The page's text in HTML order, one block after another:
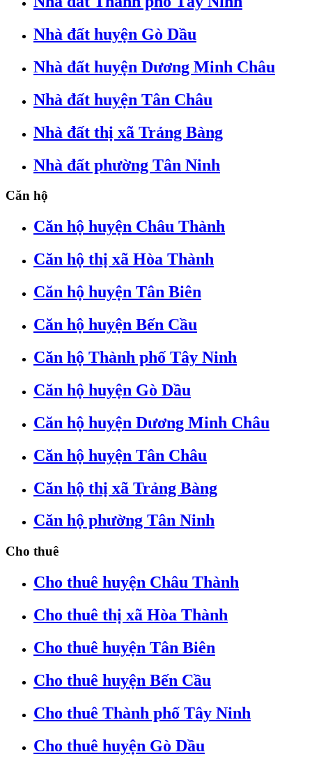
Nhà đất huyện Gò Dầu
Nhà đất huyện Dương Minh Châu
Nhà đất huyện Tân Châu
Nhà đất thị xã Trảng Bàng
Nhà đất phường Tân Ninh
Căn hộ
Căn hộ huyện Châu Thành
Căn hộ thị xã Hòa Thành
Căn hộ huyện Tân Biên
Căn hộ huyện Bến Cầu
Căn hộ Thành phố Tây Ninh
Căn hộ huyện Gò Dầu
Căn hộ huyện Dương Minh Châu
Căn hộ huyện Tân Châu
Căn hộ thị xã Trảng Bàng
Căn hộ phường Tân Ninh
Cho thuê
Cho thuê huyện Châu Thành
Cho thuê thị xã Hòa Thành
Cho thuê huyện Tân Biên
Cho thuê huyện Bến Cầu
Cho thuê Thành phố Tây Ninh
Cho thuê huyện Gò Dầu